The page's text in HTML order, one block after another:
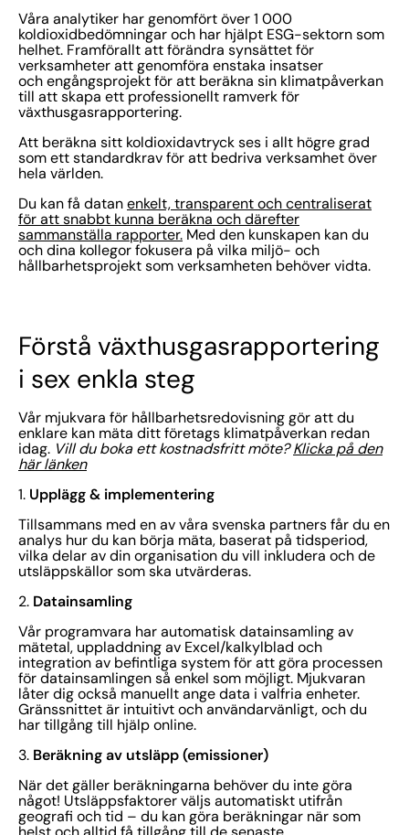
Våra analytiker har genomfört över 1 000
koldioxidbedömningar och har hjälpt ESG-sektorn som
helhet. Framförallt att förändra synsättet för
verksamheter att genomföra enstaka insatser
och engångsprojekt för att beräkna sin klimatpåverkan
till att skapa ett professionellt ramverk för
växthusgasrapportering.
Att beräkna sitt koldioxidavtryck ses i allt högre grad
som ett standardkrav för att bedriva verksamhet över
hela världen.
Du kan få datan enkelt, transparent och centraliserat
för att snabbt kunna beräkna och därefter
sammanställa rapporter. Med den kunskapen kan du
och dina kollegor fokusera på vilka miljö- och
hållbarhetsprojekt som verksamheten behöver vidta.
Förstå växthusgasrapportering
i sex enkla steg
Vår mjukvara för hållbarhetsredovisning gör att du
enklare kan mäta ditt företags klimatpåverkan redan
idag. Vill du boka ett kostnadsfritt möte?Klicka på den
här länken
1. Upplägg & implementering
Tillsammans med en av våra svenska partners får du en
analys hur du kan börja mäta, baserat på tidsperiod,
vilka delar av din organisation du vill inkludera och de
utsläppskällor som ska utvärderas.
2. Datainsamling
Vår programvara har automatisk datainsamling av
mätetal, uppladdning av Excel/kalkylblad och
integration av befintliga system för att göra processen
för datainsamlingen så enkel som möjligt. Mjukvaran
låter dig också manuellt ange data i valfria enheter.
Gränssnittet är intuitivt och användarvänligt, och du
har tillgång till hjälp online.
3. Beräkning av utsläpp (emissioner)
När det gäller beräkningarna behöver du inte göra
något! Utsläppsfaktorer väljs automatiskt utifrån
geografi och tid – du kan göra beräkningar när som